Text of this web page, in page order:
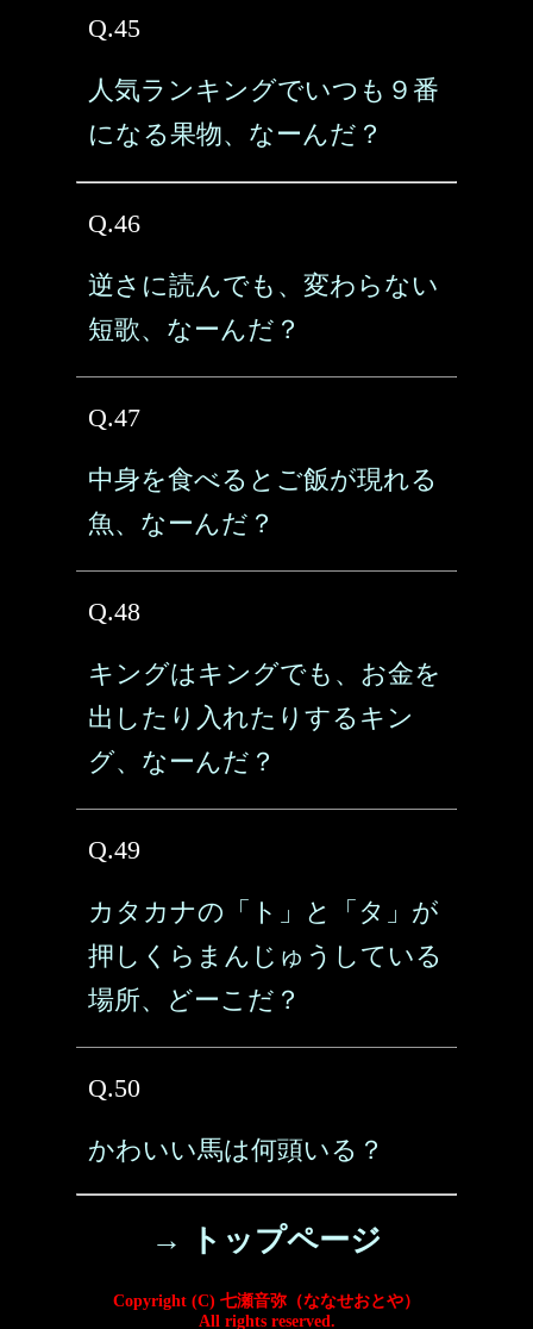
Q.45
人気ランキングでいつも９番
になる果物、なーんだ？
Q.46
逆さに読んでも、変わらない
短歌、なーんだ？
Q.47
中身を食べるとご飯が現れる
魚、なーんだ？
Q.48
キングはキングでも、お金を
出したり入れたりするキン
グ、なーんだ？
Q.49
カタカナの「ト」と「タ」が
押しくらまんじゅうしている
場所、どーこだ？
Q.50
かわいい馬は何頭いる？
→ トップページ
Copyright (C) 七瀬音弥（ななせおとや）
All rights reserved.